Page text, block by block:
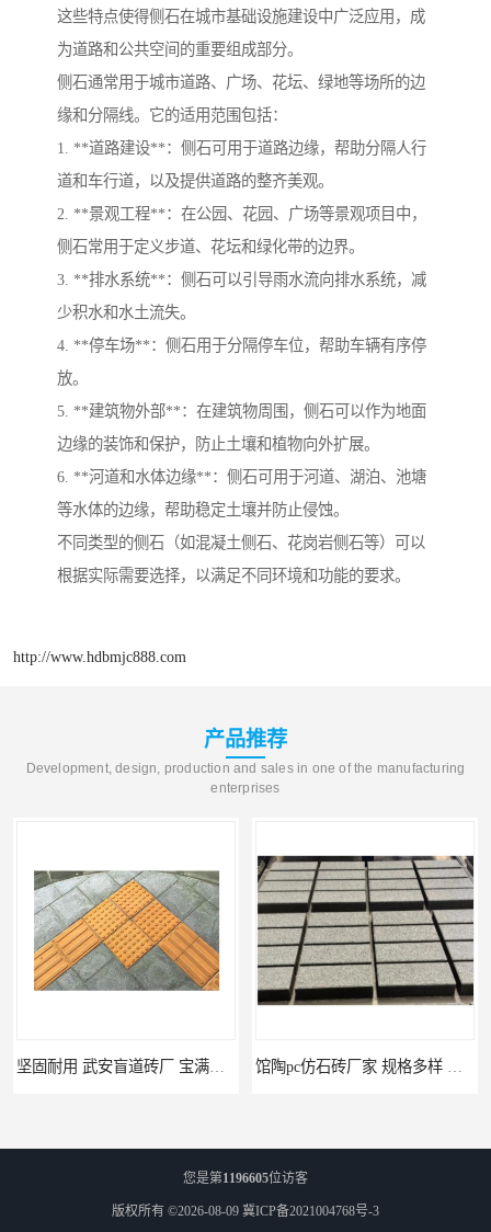
这些特点使得侧石在城市基础设施建设中广泛应用，成
为道路和公共空间的重要组成部分。
侧石通常用于城市道路、广场、花坛、绿地等场所的边
缘和分隔线。它的适用范围包括：
1. **道路建设**：侧石可用于道路边缘，帮助分隔人行
道和车行道，以及提供道路的整齐美观。
2. **景观工程**：在公园、花园、广场等景观项目中，
侧石常用于定义步道、花坛和绿化带的边界。
3. **排水系统**：侧石可以引导雨水流向排水系统，减
少积水和水土流失。
4. **停车场**：侧石用于分隔停车位，帮助车辆有序停
放。
5. **建筑物外部**：在建筑物周围，侧石可以作为地面
边缘的装饰和保护，防止土壤和植物向外扩展。
6. **河道和水体边缘**：侧石可用于河道、湖泊、池塘
等水体的边缘，帮助稳定土壤并防止侵蚀。
不同类型的侧石（如混凝土侧石、花岗岩侧石等）可以
根据实际需要选择，以满足不同环境和功能的要求。
http://www.hdbmjc888.com
产品推荐
Development, design, production and sales in one of the manufacturing
enterprises
您是第1196605位访客
版权所有 ©2026-08-09 冀ICP备2021004768号-3